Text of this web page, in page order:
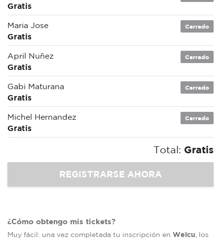
Gratis
Maria Jose
Gratis
Cerrado
April Nuñez
Gratis
Cerrado
Gabi Maturana
Gratis
Cerrado
Michel Hernandez
Gratis
Cerrado
Total: Gratis
¿Cómo obtengo mis tickets?
Muy fácil: una vez completada tu inscripción en Welcu , los